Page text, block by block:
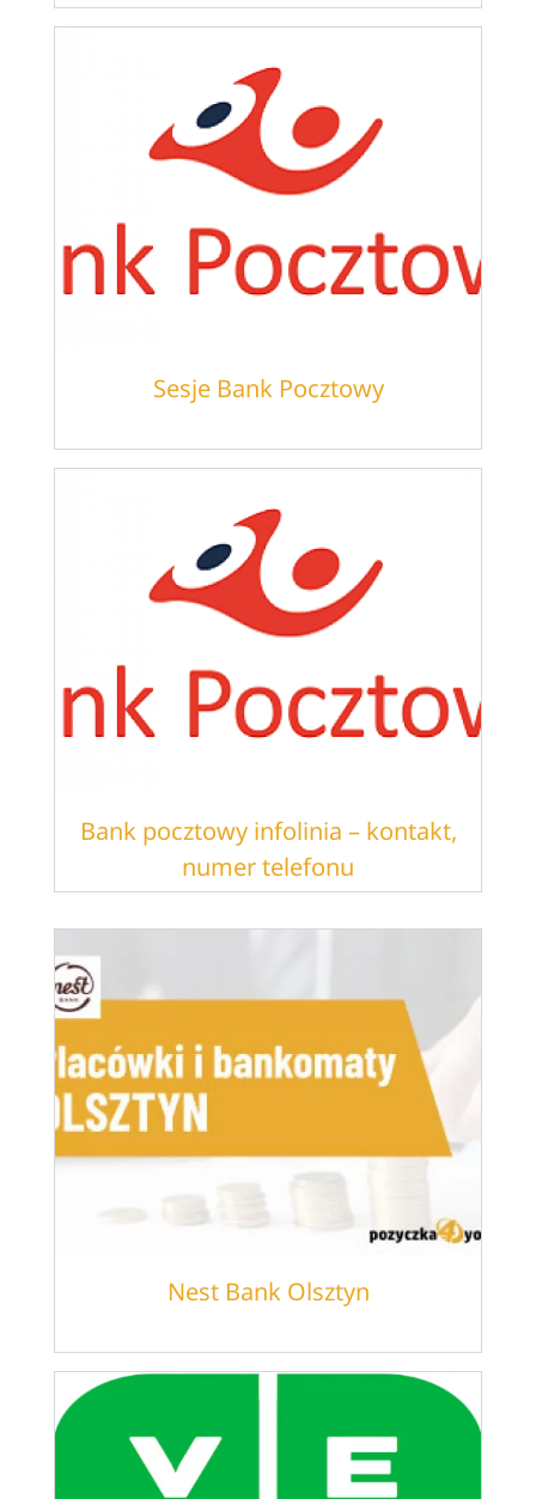
Sesje Bank Pocztowy
Bank pocztowy infolinia – kontakt,
numer telefonu
Nest Bank Olsztyn